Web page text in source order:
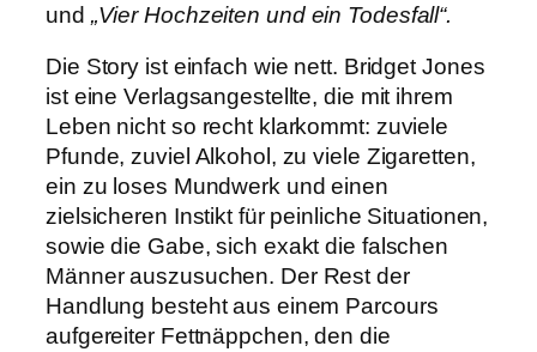
und „Vier Hochzeiten und ein Todesfall“.
Die Story ist einfach wie nett. Bridget Jones
ist eine Verlagsangestellte, die mit ihrem
Leben nicht so recht klarkommt: zuviele
Pfunde, zuviel Alkohol, zu viele Zigaretten,
ein zu loses Mundwerk und einen
zielsicheren Instikt für peinliche Situationen,
sowie die Gabe, sich exakt die falschen
Männer auszusuchen. Der Rest der
Handlung besteht aus einem Parcours
aufgereiter Fettnäppchen, den die